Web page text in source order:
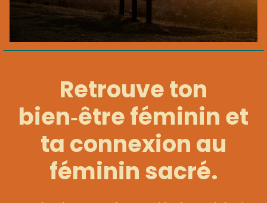
Retrouve ton
bien‑être féminin et
ta connexion au
féminin sacré.